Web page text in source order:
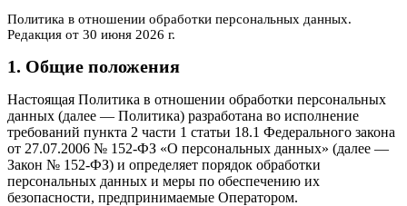
Политика в отношении обработки персональных данных.
Редакция от 30 июня 2026 г.
1. Общие положения
Настоящая Политика в отношении обработки персональных
данных (далее — Политика) разработана во исполнение
требований пункта 2 части 1 статьи 18.1 Федерального закона
от 27.07.2006 № 152-ФЗ «О персональных данных» (далее —
Закон № 152-ФЗ) и определяет порядок обработки
персональных данных и меры по обеспечению их
безопасности, предпринимаемые Оператором.